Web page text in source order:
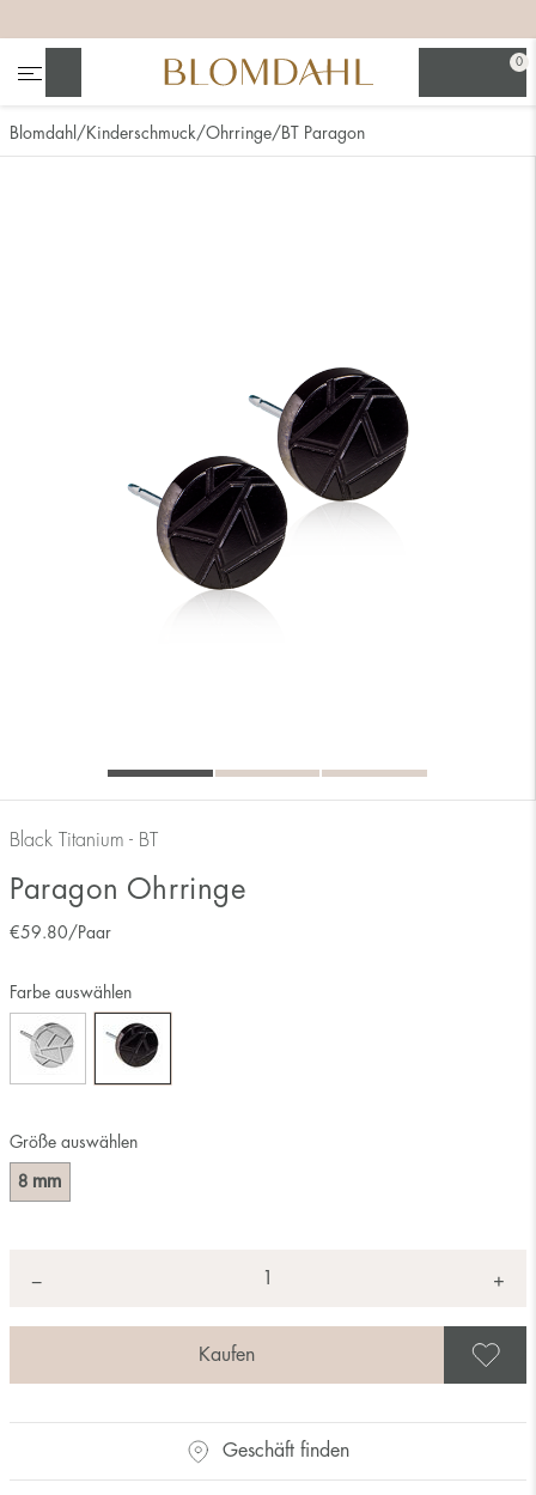
0
Blomdahl Kinderschmuck Ohrringe BT Paragon
Black Titanium - BT
Paragon Ohrringe
€59.80 /Paar
Größe auswählen
8 mm
Farbe auswählen
− +
Geschäft finden